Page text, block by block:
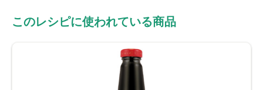
このレシピに使われている商品